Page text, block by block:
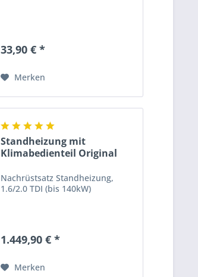
33,90 € *
Merken
Standheizung mit
Klimabedienteil Original
Nachrüstsatz Standheizung,
1.6/2.0 TDI (bis 140kW)
1.449,90 € *
Merken